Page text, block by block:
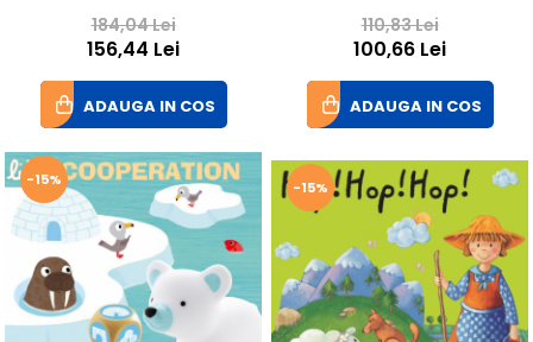
184,04 Lei
156,44 Lei
ADAUGA IN COS
110,83 Lei
100,66 Lei
ADAUGA IN COS
-15% -15%